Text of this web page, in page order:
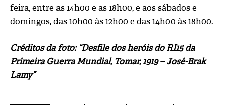
feira, entre as 14h00 e as 18h00, e aos sábados e
domingos, das 10h00 às 12h00 e das 14h00 às 18h00.
Créditos da foto: “Desfile dos heróis do RI15 da
Primeira Guerra Mundial, Tomar, 1919 – José-Brak
Lamy”